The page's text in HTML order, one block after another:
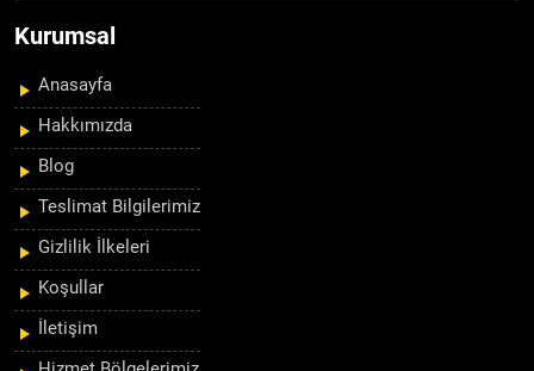
Kurumsal
Anasayfa
Hakkımızda
Blog
Teslimat Bilgilerimiz
Gizlilik İlkeleri
Koşullar
İletişim